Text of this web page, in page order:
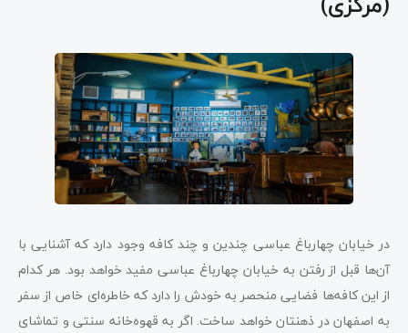
در خیابان چهارباغ عباسی چندین و چند کافه وجود دارد که آشنایی با
آن‌ها قبل از رفتن به خیابان چهارباغ عباسی مفید خواهد بود. هر کدام
از این کافه‌ها فضایی منحصر به خودش را دارد که خاطره‌ای خاص از سفر
به اصفهان در ذهنتان خواهد ساخت. اگر به قهوه‌خانه سنتی و تماشای